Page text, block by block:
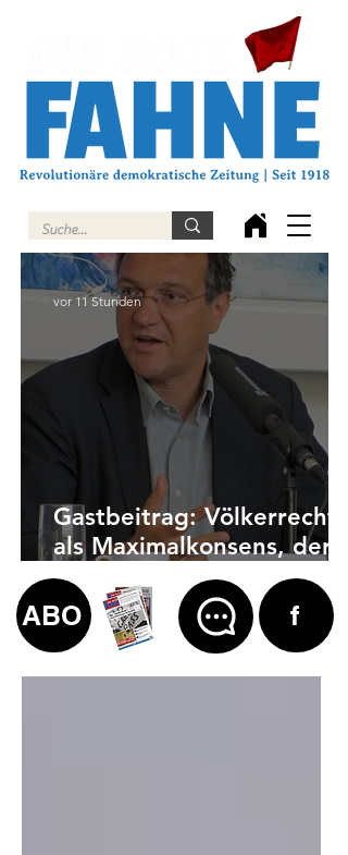
Gastbeitrag: Völkerrecht
als Maximalkonsens, der
auch zu weit geht
vor 11 Stunden
ABO f